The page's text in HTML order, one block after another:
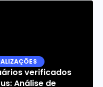
verificados
Análise de